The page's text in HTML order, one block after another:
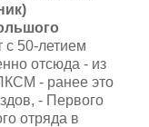
с 50-летием
отсюда - из
- ранее это
- Первого
отряда в